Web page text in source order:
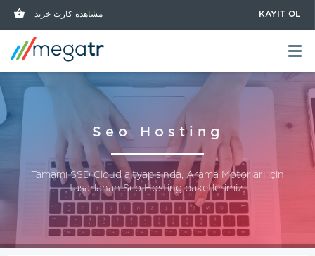
مشاهده کارت خرید KAYIT OL
Seo Hosting
Tamamı SSD Cloud altyapısında, Arama Motorları için
tasarlanan Seo Hosting paketlerimiz.